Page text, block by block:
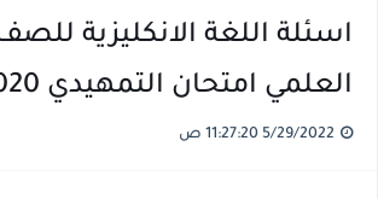
اسئلة اللغة الانكليزية
العلمي امتحان التمهيدي 2020